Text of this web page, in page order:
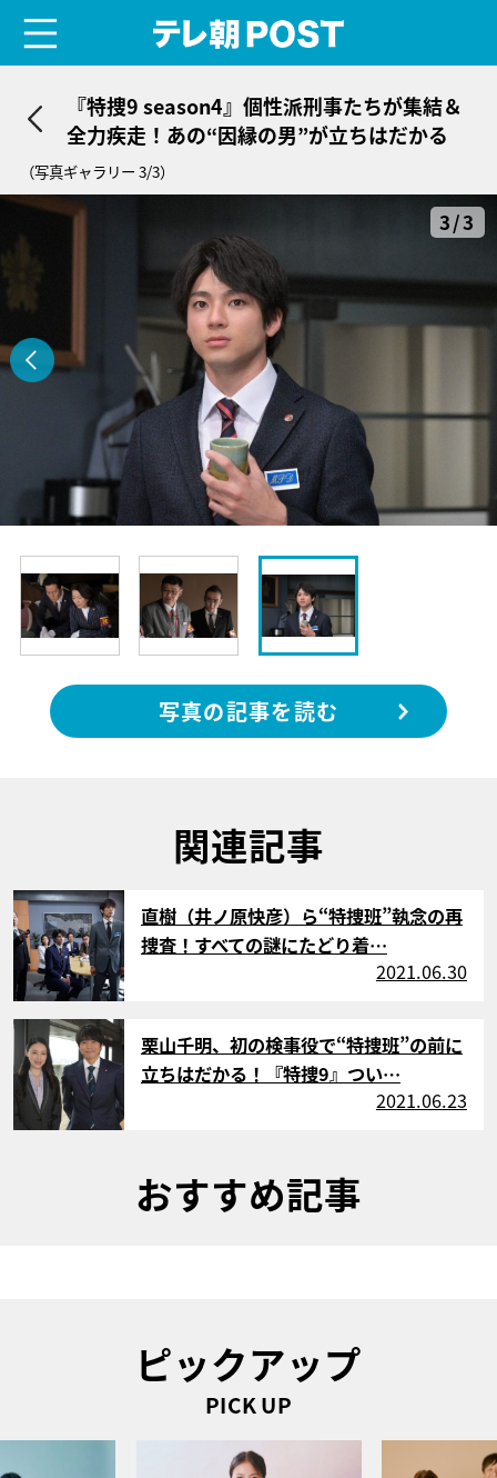
『特捜9 season4』個性派刑事たちが集結＆
全力疾走！あの“因縁の男”が立ちはだかる
（写真ギャラリー 3/3）
3/3
写真の記事を読む
関連記事
サムネイル
直樹（井ノ原快彦）ら“特捜班”執念の再
捜査！すべての謎にたどり着…
2021.06.30
サムネイル
栗山千明、初の検事役で“特捜班”の前に
立ちはだかる！『特捜9』つい…
2021.06.23
おすすめ記事
ピックアップ
PICK UP